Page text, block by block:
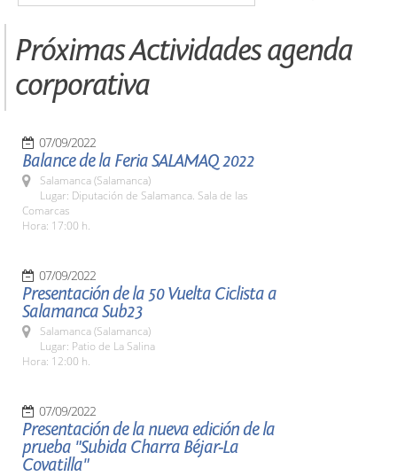
Próximas Actividades agenda
corporativa
07/09/2022
Balance de la Feria SALAMAQ 2022
Salamanca (Salamanca)
Lugar: Diputación de Salamanca. Sala de las
Comarcas
Hora: 17:00 h.
07/09/2022
Presentación de la 50 Vuelta Ciclista a
Salamanca Sub23
Salamanca (Salamanca)
Lugar: Patio de La Salina
Hora: 12:00 h.
07/09/2022
Presentación de la nueva edición de la
prueba "Subida Charra Béjar-La
Covatilla"